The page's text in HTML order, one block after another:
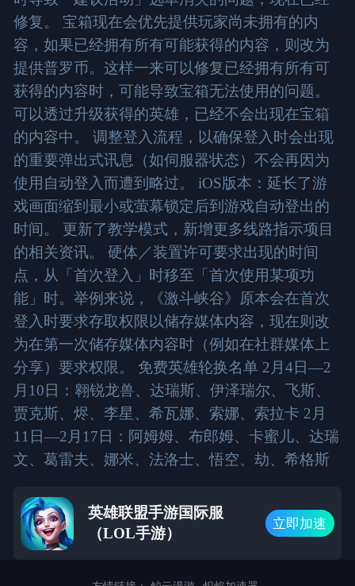
修复。 宝箱现在会优先提供玩家尚未拥有的内
容，如果已经拥有所有可能获得的内容，则改为
提供普罗币。这样一来可以修复已经拥有所有可
获得的内容时，可能导致宝箱无法使用的问题。
可以透过升级获得的英雄，已经不会出现在宝箱
的内容中。 调整登入流程，以确保登入时会出现
的重要弹出式讯息（如伺服器状态）不会再因为
使用自动登入而遭到略过。 iOS版本：延长了游
戏画面缩到最小或萤幕锁定后到游戏自动登出的
时间。 更新了教学模式，新增更多线路指示项目
的相关资讯。 硬体／装置许可要求出现的时间
点，从「首次登入」时移至「首次使用某项功
能」时。举例来说，《激斗峡谷》原本会在首次
登入时要求存取权限以储存媒体内容，现在则改
为在第一次储存媒体内容时（例如在社群媒体上
分享）要求权限。 免费英雄轮换名单 2月4日—2
月10日：翱锐龙兽、达瑞斯、伊泽瑞尔、飞斯、
贾克斯、烬、李星、希瓦娜、索娜、索拉卡 2月
11日—2月17日：阿姆姆、布郎姆、卡蜜儿、达瑞
文、葛雷夫、娜米、法洛士、悟空、劫、希格斯
英雄联盟手游国际服
（LOL手游）
立即加速